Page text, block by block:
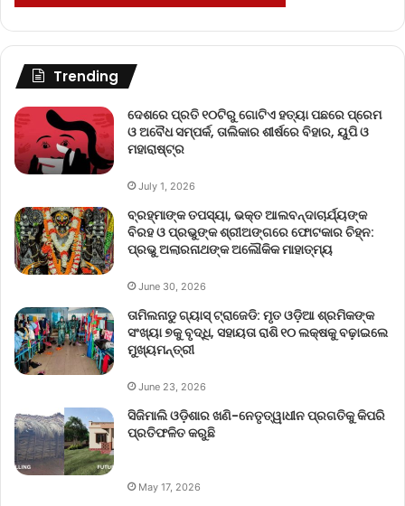
Trending
ଦେଶରେ ପ୍ରତି ୧୦ଟିରୁ ଗୋଟିଏ ହତ୍ୟା ପଛରେ ପ୍ରେମ
ଓ ଅବୈଧ ସମ୍ପର୍କ, ତାଲିକାର ଶୀର୍ଷରେ ବିହାର, ୟୁପି ଓ
ମହାରାଷ୍ଟ୍ର
July 1, 2026
ବ୍ରହ୍ମାଙ୍କ ତପସ୍ୟା, ଭକ୍ତ ଆଲବନ୍ଦାଚାର୍ଯ୍ୟଙ୍କ
ବିରହ ଓ ପ୍ରଭୁଙ୍କ ଶ୍ରୀଅଙ୍ଗରେ ଫୋଟକାର ଚିହ୍ନ:
ପ୍ରଭୁ ଅଲାରନାଥଙ୍କ ଅଲୌକିକ ମାହାତ୍ମ୍ୟ
June 30, 2026
ତାମିଲନାଡୁ ଗ୍ୟାସ୍ ଟ୍ରାଜେଡି: ମୃତ ଓଡ଼ିଆ ଶ୍ରମିକଙ୍କ
ସଂଖ୍ୟା ୭କୁ ବୃଦ୍ଧି, ସହାୟତା ରାଶି ୧୦ ଲକ୍ଷକୁ ବଢ଼ାଇଲେ
ମୁଖ୍ୟମନ୍ତ୍ରୀ
June 23, 2026
ସିଜିମାଲି ଓଡ଼ିଶାର ଖଣି-ନେତୃତ୍ୱାଧୀନ ପ୍ରଗତିକୁ କିପରି
ପ୍ରତିଫଳିତ କରୁଛି
May 17, 2026